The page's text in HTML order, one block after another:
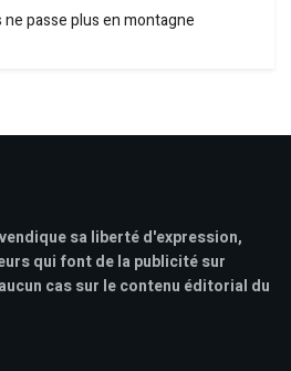
passe plus en montagne
sa liberté d'expression,
qui font de la publicité sur
cas sur le contenu éditorial du